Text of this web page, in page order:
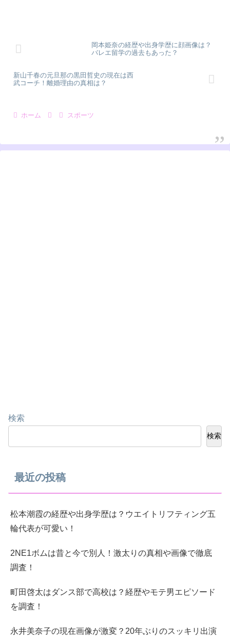
岡本姫奈の経歴や出身学歴に顔画像は？
バレエ留学の過去もあった？
新山千春の元旦那の黒田哲史の現在は西
武コーチ！離婚理由の真相は？
ホーム スポーツ
検索
検索
最近の投稿
松本潮霞の経歴や出身学歴は？ウエイトリフティング五
輪代表が可愛い！
2NE1ボムは昔と今で別人！激太りの真相や画像で徹底
調査！
町田啓太はダンス部で高校は？経歴やモテ男エピソード
を調査！
永井美奈子の現在画像が激変？20年ぶりのスッキリ出演